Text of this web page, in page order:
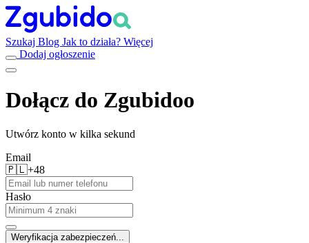
Szukaj Blog Jak to działa? Więcej
Dodaj ogłoszenie
Dołącz do Zgubidoo
Utwórz konto w kilka sekund
Email
🇵🇱+48
Hasło
Weryfikacja zabezpieczeń...